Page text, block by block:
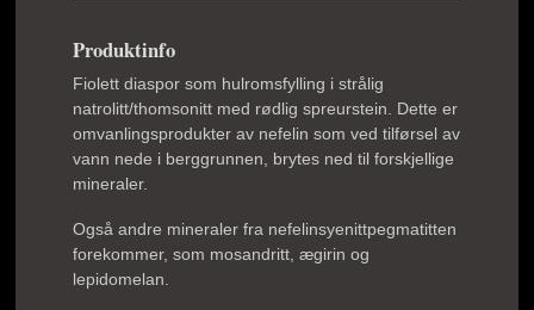
Produktinfo
Fiolett diaspor som hulromsfylling i strålig
natrolitt/thomsonitt med rødlig spreurstein. Dette er
omvanlingsprodukter av nefelin som ved tilførsel av
vann nede i berggrunnen, brytes ned til forskjellige
mineraler.
Også andre mineraler fra nefelinsyenittpegmatitten
forekommer, som mosandritt, ægirin og
lepidomelan.